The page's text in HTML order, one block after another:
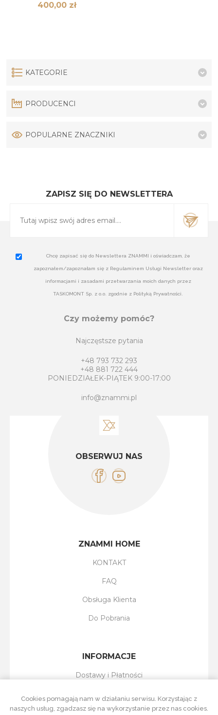
400,00 zł
KATEGORIE
PRODUCENCI
POPULARNE ZNACZNIKI
ZAPISZ SIĘ DO NEWSLETTERA
Chcę zapisać się do Newslettera ZNAMMI i oświadczam, że
zapoznałem/zapoznałam się z Regulaminem Usługi Newsletter oraz
informacjami i zasadami przetwarzania moich danych przez
TASKOMONT Sp. z o.o. zgodnie z Polityką Prywatności.
Czy możemy pomóc?
Najczęstsze pytania
+48 793 732 293
+48 881 722 444
PONIEDZIAŁEK-PIĄTEK 9:00-17:00
info@znammi.pl
OBSERWUJ NAS
ZNAMMI HOME
KONTAKT
FAQ
Obsługa Klienta
Do Pobrania
INFORMACJE
Dostawy i Płatności
Regulamin Sklepu
Cookies pomagają nam w działaniu serwisu. Korzystając z
naszych usług, zgadzasz się na wykorzystanie przez nas cookies.